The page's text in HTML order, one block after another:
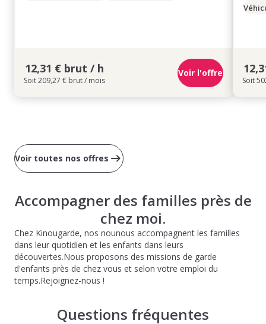
12,31 € brut / h
Soit 209,27 € brut / mois
Voir l'offre
Soit
Voir toutes nos offres
Accompagner des familles près de
chez moi.
Chez Kinougarde, nos nounous accompagnent les familles
dans leur quotidien et les enfants dans leurs
découvertes.Nous proposons des missions de garde
d'enfants près de chez vous et selon votre emploi du
temps.Rejoignez-nous !
Questions fréquentes